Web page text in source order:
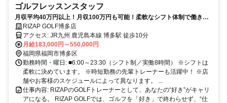
ゴルフレッスンスタッフ
月収平均40万円以上！月収100万円も可能！柔軟なシフト体制で働きや
すさ◎充実の研修で未経験からでも始められるゴルフインストラクタ
ー！！
RIZAP GOLF博多店
アクセス: JR九州 鹿児島本線 博多駅 徒歩10分
月給183,000円～550,000円
福岡県福岡市博多区
勤務時間・曜日: ■6:00～23:30（シフト制／実働8時間） ※シフトは
柔軟に決めています。 ※時短勤務の先輩トレーナーも活躍中！ ※店
舗やお客様のスケジュールによって異なります。 ...
仕事内容: RIZAPのGOLFトレーナーとして、あなたの“好き”がキャリ
アになる。 RIZAP GOLFでは、ゴルフを「好き」で終わらせず、“仕